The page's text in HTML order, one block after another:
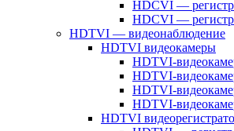
HDCVI —
HDCVI —
HDTVI — видеонаблюдение
HDTVI видеокамеры
HDTVI-
HDTVI-
HDTVI-
HDTVI-
HDTVI